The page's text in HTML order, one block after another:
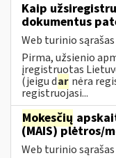
Kaip
dokumentus
Web turinio sąrašas
Pirma, užsienio
įregistruotas
(jeigu dar nėra
registruojasi...
Mokesčių
(MAIS) plėtros/
Web turinio sąrašas